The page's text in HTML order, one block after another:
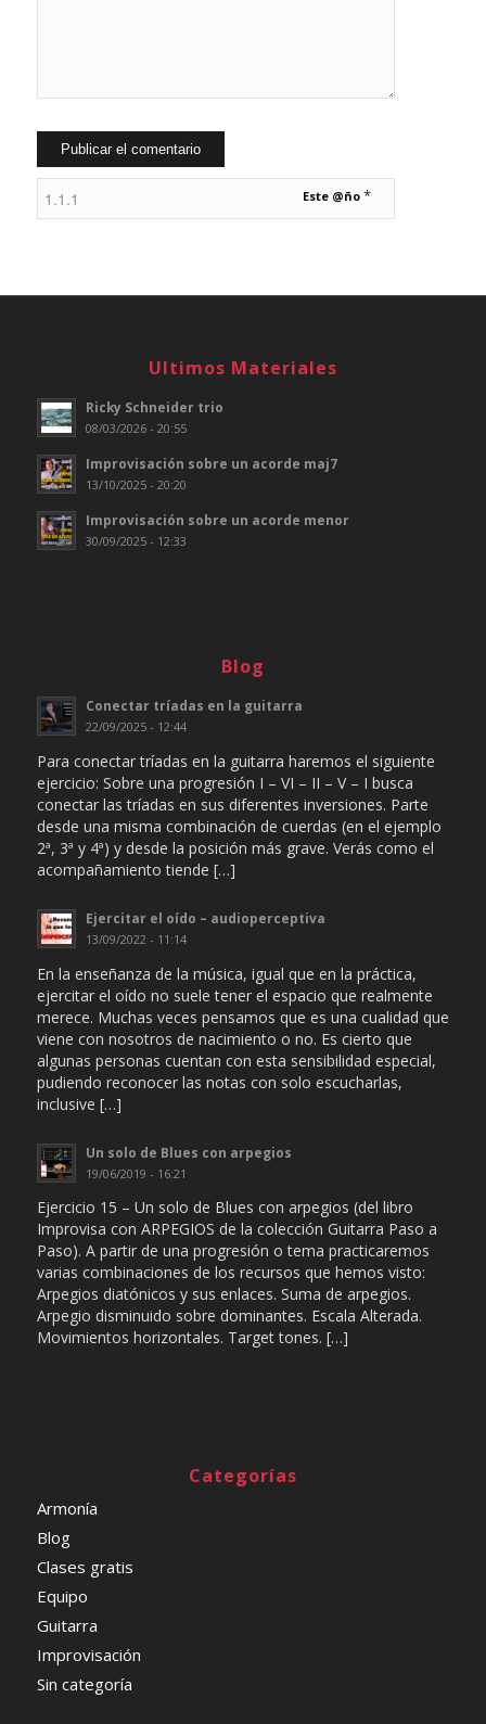
Este @ño *
Ultimos Materiales
Ricky Schneider trio
08/03/2026 - 20:55
Improvisación sobre un acorde maj7
13/10/2025 - 20:20
Improvisación sobre un acorde menor
30/09/2025 - 12:33
Blog
Conectar tríadas en la guitarra
22/09/2025 - 12:44
Para conectar tríadas en la guitarra haremos el siguiente
ejercicio: Sobre una progresión I – VI – II – V – I busca
conectar las tríadas en sus diferentes inversiones. Parte
desde una misma combinación de cuerdas (en el ejemplo
2ª, 3ª y 4ª) y desde la posición más grave. Verás como el
acompañamiento tiende […]
Ejercitar el oído – audioperceptiva
13/09/2022 - 11:14
En la enseñanza de la música, igual que en la práctica,
ejercitar el oído no suele tener el espacio que realmente
merece. Muchas veces pensamos que es una cualidad que
viene con nosotros de nacimiento o no. Es cierto que
algunas personas cuentan con esta sensibilidad especial,
pudiendo reconocer las notas con solo escucharlas,
inclusive […]
Un solo de Blues con arpegios
19/06/2019 - 16:21
Ejercicio 15 – Un solo de Blues con arpegios (del libro
Improvisa con ARPEGIOS de la colección Guitarra Paso a
Paso). A partir de una progresión o tema practicaremos
varias combinaciones de los recursos que hemos visto:
Arpegios diatónicos y sus enlaces. Suma de arpegios.
Arpegio disminuido sobre dominantes. Escala Alterada.
Movimientos horizontales. Target tones. […]
Categorías
Armonía
Blog
Clases gratis
Equipo
Guitarra
Improvisación
Sin categoría